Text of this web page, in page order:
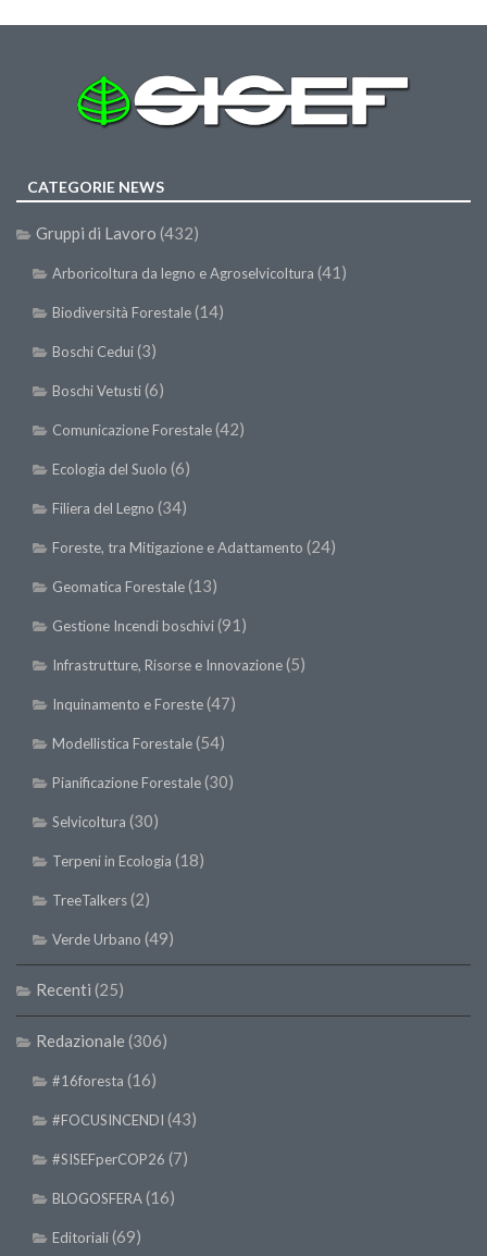
VIII Congresso (Rende 2011)
VII Congresso (Isernia 2009)
V Congresso (Torino 2003)
IV Congresso (Potenza 2003)
III Congresso (Viterbo 2001)
II Congresso (Bologna 1999)
#FOCUSINCENDI
Cartella Stampa
Comunicati
Infografiche
Video
PDF
SISEF Notebook (Rassegna Stampa)
SISEF Eventi
Redazione SISEF.ORG
CATEGORIE NEWS
Gruppi di Lavoro (432)
Arboricoltura da legno e Agroselvicoltura (41)
Biodiversità Forestale(14)
Boschi Cedui(3)
Boschi Vetusti(6)
Comunicazione Forestale(42)
Ecologia del Suolo (6)
Filiera del Legno (34)
Foreste, tra Mitigazione e Adattamento (24)
Geomatica Forestale(13)
Gestione Incendi boschivi(91)
Infrastrutture, Risorse e Innovazione(5)
Inquinamento e Foreste(47)
Modellistica Forestale(54)
Pianificazione Forestale(30)
Selvicoltura (30)
Terpeni in Ecologia (18)
TreeTalkers(2)
Verde Urbano (49)
Recenti (25)
Redazionale (306)
#16foresta (16)
#FOCUSINCENDI (43)
#SISEFperCOP26 (7)
BLOGOSFERA(16)
Editoriali(69)